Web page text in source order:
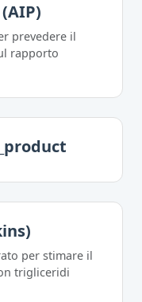
prevedere il
rapporto
per stimare il
trigliceridi